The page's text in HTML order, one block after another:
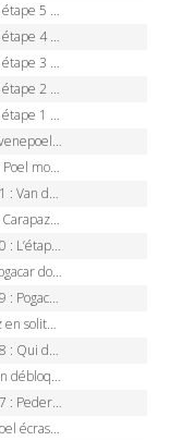
Ferrand-Prévot coule
Prévot en crise
maillot jaune
7e record
maillot jaune
battu au sprint
des cinq sacres
les Champs-Elysées ?
perd le podium
à Pogacar ?
de Pantani pulvérisé
d’Huez ?
du maillot à pois
l’Alpe d’Huez ?
pour le maillot vert
vert à Voiron ?
abandonne